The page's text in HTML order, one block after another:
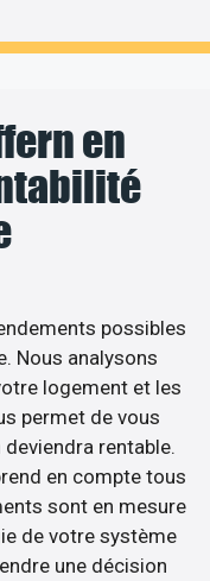
en
possibles
Nous analysons
logement et les
permet de vous
rentable.
en compte tous
sont en mesure
de votre système
une décision